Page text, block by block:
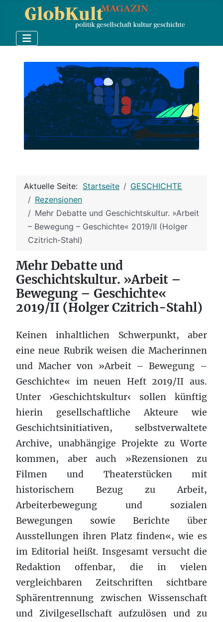
Aktuelle Seite: Startseite
GESCHICHTE
Rezensionen
Mehr Debatte und Geschichtskultur. »Arbeit
– Bewegung – Geschichte« 2019/II (Holger
Czitrich-Stahl)
Mehr Debatte und
Geschichtskultur. »Arbeit –
Bewegung – Geschichte«
2019/II (Holger Czitrich-Stahl)
Keinen inhaltlichen Schwerpunkt, aber
eine neue Rubrik weisen die Macherinnen
und Macher von »Arbeit – Bewegung –
Geschichte« im neuen Heft 2019/II aus.
Unter ›Geschichtskultur‹ sollen künftig
hierin gesellschaftliche Akteure wie
Geschichtsinitiativen, selbstverwaltete
Archive, unabhängige Projekte zu Worte
kommen, aber auch »Rezensionen zu
Filmen und Theaterstücken mit
historischem Bezug zu Arbeit,
Arbeiterbewegung und sozialen
Bewegungen sowie Berichte über
Ausstellungen ihren Platz finden«, wie es
im Editorial heißt. Insgesamt versucht die
Redaktion offenbar, die in vielen
vergleichbaren Zeitschriften sichtbare
Sphärentrennung zwischen Wissenschaft
und Zivilgesellschaft aufzulösen und zu